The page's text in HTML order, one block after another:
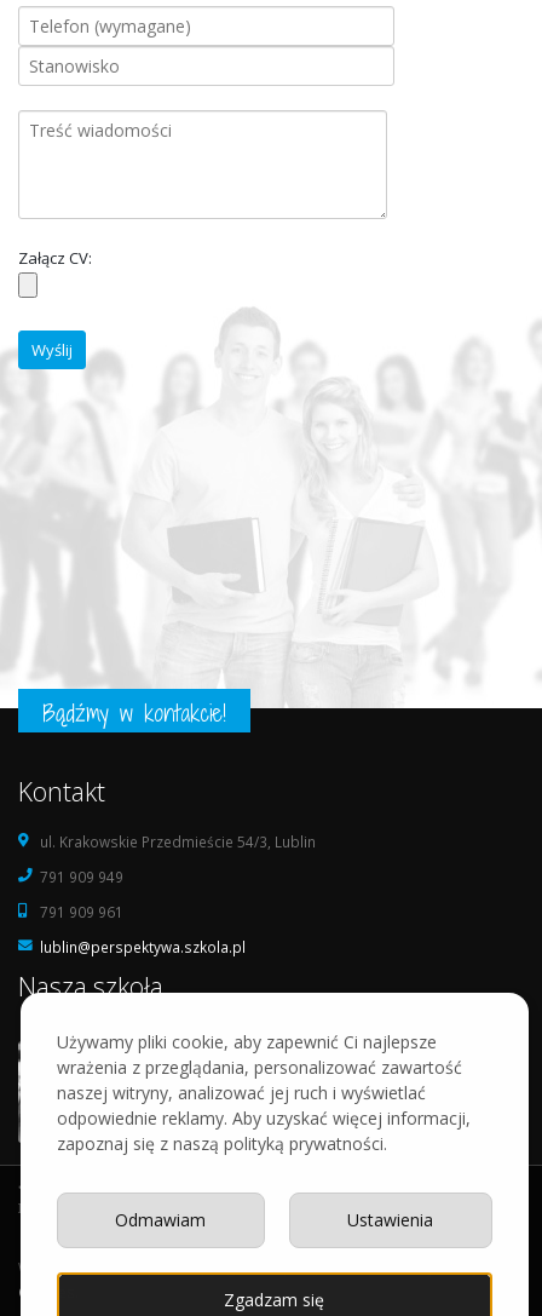
Załącz CV:
Bądźmy w kontakcie!
Kontakt
ul. Krakowskie Przedmieście 54/3, Lublin
791 909 949
791 909 961
lublin@perspektywa.szkola.pl
Nasza szkoła
Wykonanie:
Cookies
Używamy pliki cookie, aby zapewnić Ci najlepsze
wrażenia z przeglądania, personalizować zawartość
naszej witryny, analizować jej ruch i wyświetlać
odpowiednie reklamy. Aby uzyskać więcej informacji,
zapoznaj się z naszą polityką prywatności.
Zgadzam się
Ustawienia
Odmawiam